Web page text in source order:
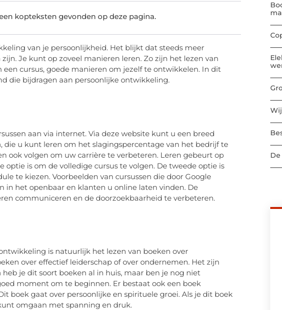
kopteksten gevonden op deze pagina.
van je persoonlijkheid. Het blijkt dat steeds meer
Je kunt op zoveel manieren leren. Zo zijn het lezen van
een cursus, goede manieren om jezelf te ontwikkelen. In dit
die bijdragen aan persoonlijke ontwikkeling.
aan via internet. Via deze website kunt u een breed
die u kunt leren om het slagingspercentage van het bedrijf te
ook volgen om uw carrière te verbeteren. Leren gebeurt op
optie is om de volledige cursus te volgen. De tweede optie is
te kiezen. Voorbeelden van cursussen die door Google
in het openbaar en klanten u online laten vinden. De
communiceren en de doorzoekbaarheid te verbeteren.
is natuurlijk het lezen van boeken over
over effectief leiderschap of over ondernemen. Het zijn
je dit soort boeken al in huis, maar ben je nog niet
moment om te beginnen. Er bestaat ook een boek
boek gaat over persoonlijke en spirituele groei. Als je dit boek
omgaan met spanning en druk.